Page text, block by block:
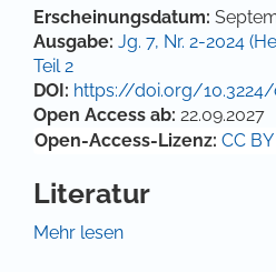
Artikel-Details
Erscheinungsdatum:
Ausgabe: Jg. 7, Nr. 2-2024
Teil 2
DOI: https://doi.org/10.3224/
Open Access ab: 22.09.2027
Open-Access-Lizenz: CC
Literatur
Adorno, Theodor W. (1956).
Mehr lesen